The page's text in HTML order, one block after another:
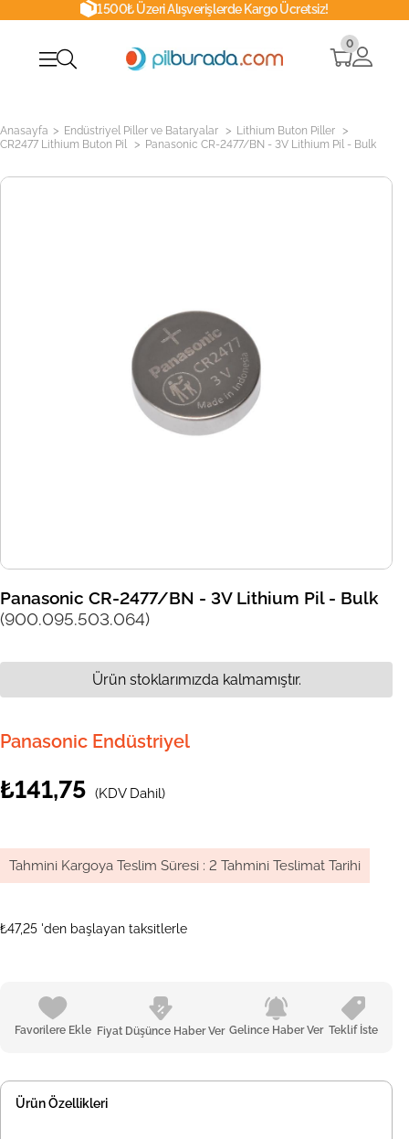
1500₺ Üzeri Alışverişlerde Kargo Ücretsiz!
0
Anasayfa > Endüstriyel Piller ve Bataryalar > Lithium Buton Piller >
CR2477 Lithium Buton Pil > Panasonic CR-2477/BN - 3V Lithium Pil - Bulk
Panasonic CR-2477/BN - 3V Lithium Pil - Bulk
(900.095.503.064)
Panasonic Endüstriyel
₺141,75 (KDV Dahil)
Tahmini Kargoya Teslim Süresi : 2 Tahmini Teslimat Tarihi
₺47,25 'den başlayan taksitlerle
Favorilere Ekle Fiyat Düşünce Haber Ver Gelince Haber Ver Teklif İste
Ürün stoklarımızda kalmamıştır.
Ürün Özellikleri